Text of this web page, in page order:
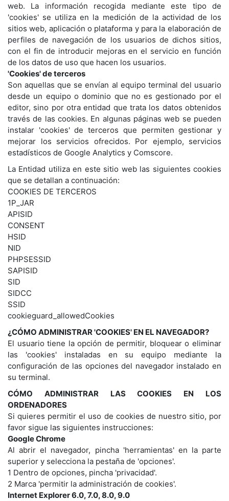
web. La información recogida mediante este tipo de
'cookies' se utiliza en la medición de la actividad de los
sitios web, aplicación o plataforma y para la elaboración de
perfiles de navegación de los usuarios de dichos sitios,
con el fin de introducir mejoras en el servicio en función
de los datos de uso que hacen los usuarios.
'Cookies' de terceros
Son aquellas que se envían al equipo terminal del usuario
desde un equipo o dominio que no es gestionado por el
editor, sino por otra entidad que trata los datos obtenidos
través de las cookies. En algunas páginas web se pueden
instalar 'cookies' de terceros que permiten gestionar y
mejorar los servicios ofrecidos. Por ejemplo, servicios
estadísticos de Google Analytics y Comscore.
La Entidad utiliza en este sitio web las siguientes cookies
que se detallan a continuación:
COOKIES DE TERCEROS
1P_JAR
APISID
CONSENT
HSID
NID
PHPSESSID
SAPISID
SID
SIDCC
SSID
cookieguard_allowedCookies
¿CÓMO ADMINISTRAR 'COOKIES' EN EL NAVEGADOR?
El usuario tiene la opción de permitir, bloquear o eliminar
las 'cookies' instaladas en su equipo mediante la
configuración de las opciones del navegador instalado en
su terminal.
CÓMO ADMINISTRAR LAS COOKIES EN LOS
ORDENADORES
Si quieres permitir el uso de cookies de nuestro sitio, por
favor sigue las siguientes instrucciones:
Google Chrome
Al abrir el navegador, pincha 'herramientas' en la parte
superior y selecciona la pestaña de 'opciones'.
1 Dentro de opciones, pincha 'privacidad'.
2 Marca 'permitir la administración de cookies'.
Internet Explorer 6.0, 7.0, 8.0, 9.0